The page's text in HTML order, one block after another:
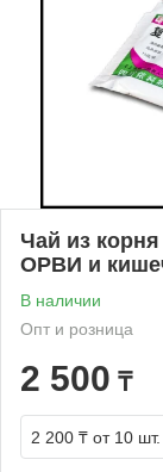
Чай из
ОРВИ и
В наличии
Опт и розница
2 500 ₸
2 200 ₸ от 10 шт.